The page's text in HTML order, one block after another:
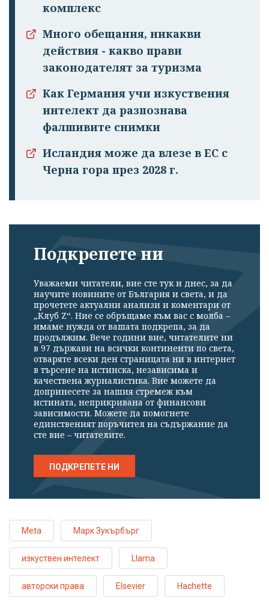
комплекс
Много обещания, никакви
действия - какво прави
законодателят за туризма
Как Германия учи изкуствения
интелект да разпознава
фалшивите снимки
Исландия може да влезе в ЕС с
Черна гора през 2028 г.
Подкрепете ни
Уважаеми читатели, вие сте тук и днес, за да
научите новините от България и света, и да
прочетете актуални анализи и коментари от
„Клуб Z“. Ние се обръщаме към вас с молба –
имаме нужда от вашата подкрепа, за да
продължим. Вече години вие, читателите ни
в 97 държави на всички континенти по света,
отваряте всеки ден страницата ни в интернет
в търсене на истинска, независима и
качествена журналистика. Вие можете да
допринесете за нашия стремеж към
истината, неприкривана от финансови
зависимости. Можете да помогнете
единственият поръчител на съдържание да
сте вие – читателите.
ПОДКРЕПЕТЕ НИ
Meta Марк Зукърбърг
изкуствен интелект Llama
авторски права Elsevier Hachette